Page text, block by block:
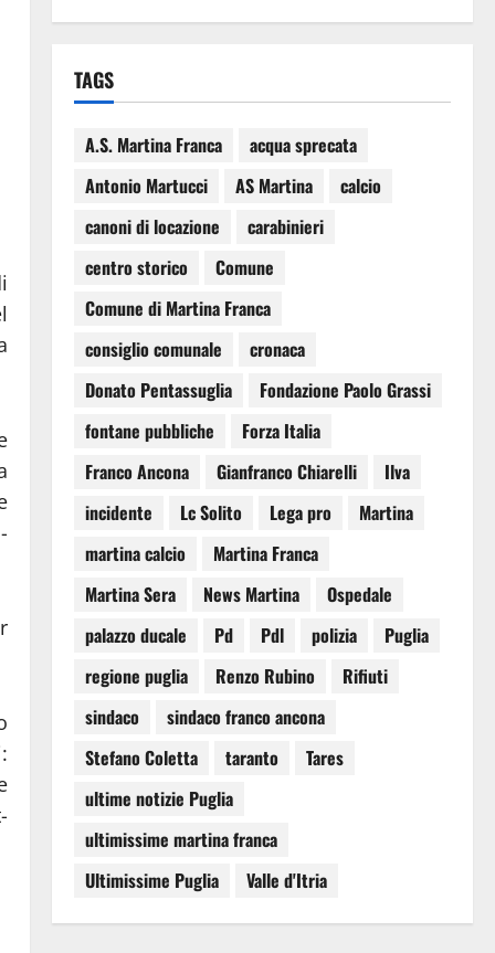
TAGS
A.S. Martina Franca
acqua sprecata
Antonio Martucci
AS Martina
calcio
canoni di locazione
carabinieri
centro storico
Comune
Comune di Martina Franca
consiglio comunale
cronaca
Donato Pentassuglia
Fondazione Paolo Grassi
fontane pubbliche
Forza Italia
Franco Ancona
Gianfranco Chiarelli
Ilva
incidente
Lc Solito Lega pro
Martina
martina calcio
Martina Franca
Martina Sera
News Martina
Ospedale
palazzo ducale
Pd Pdl polizia
Puglia
regione puglia
Renzo Rubino
Rifiuti
sindaco
sindaco franco ancona
Stefano Coletta
taranto
Tares
ultime notizie Puglia
ultimissime martina franca
Ultimissime Puglia
Valle d'Itria